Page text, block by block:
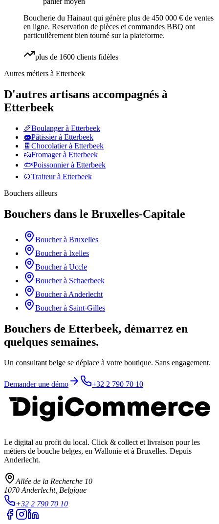
Boucherie du Hainaut qui génère plus de 450 000 € de ventes
en ligne. Reservation de pièces et commandes BBQ ont
particulièrement bien tourné sur la plateforme.
plus de 1600 clients fidèles
Autres métiers à Etterbeek
D'autres artisans accompagnés à
Etterbeek
🥖Boulangerà Etterbeek
🧁Pâtissierà Etterbeek
🍫 Chocolatierà Etterbeek
🧀Fromagerà Etterbeek
🐟Poissonnierà Etterbeek
🍲Traiteurà Etterbeek
Bouchers ailleurs
Bouchers dans le Bruxelles-Capitale
Boucherà Bruxelles
Boucherà Ixelles
Boucherà Uccle
Boucherà Schaerbeek
Boucherà Anderlecht
Boucherà Saint-Gilles
Bouchers de Etterbeek, démarrez en
quelques semaines.
Un consultant belge se déplace à votre boutique. Sans engagement.
Demander une démo +32 2 790 70 10
Le digital au profit du local. Click & collect et livraison pour les
métiers de bouche belges, en Wallonie et à Bruxelles. Depuis
Anderlecht.
Allée de la Recherche 10
1070 Anderlecht, Belgique
+32 2 790 70 10